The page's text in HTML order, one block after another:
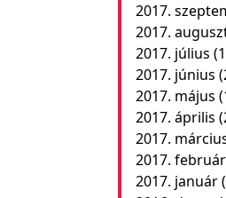
2017.
2017.
2017. július
2017. június
2017. május
2017. április
2017.
2017. február
2017. január